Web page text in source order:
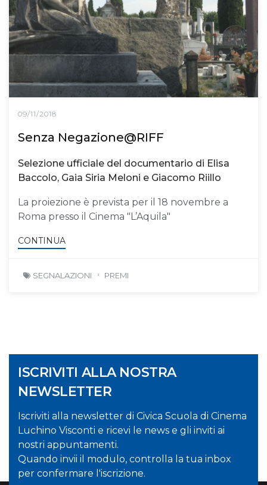
09/11/2018
Senza Negazione@RIFF
Selezione ufficiale del documentario di Elisa
Baccolo, Gaia Siria Meloni e Giacomo Riillo
La proiezione è prevista per il 18 novembre a
Roma presso il Cinema "L’Aquila"
CONTINUA
SEGNALAZIONI PREMI
ISCRIVITI ALLA NOSTRA
NEWSLETTER
Iscriviti alla newsletter di Civica Scuola di Cinema
Luchino Visconti e ricevi le news e gli inviti ai
nostri appuntamenti.
Quando invii il modulo, controlla la tua inbox
per confermare l'iscrizione.